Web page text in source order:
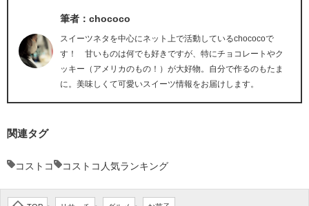
筆者：chococo
スイーツネタを中心にネット上で活動しているchococoで
す！ 甘いものは何でも好きですが、特にチョコレートやク
ッキー（アメリカのもの！）が大好物。自分で作るのもたま
に。美味しくて可愛いスイーツ情報をお届けします。
関連タグ
コストコ コストコ人気ランキング